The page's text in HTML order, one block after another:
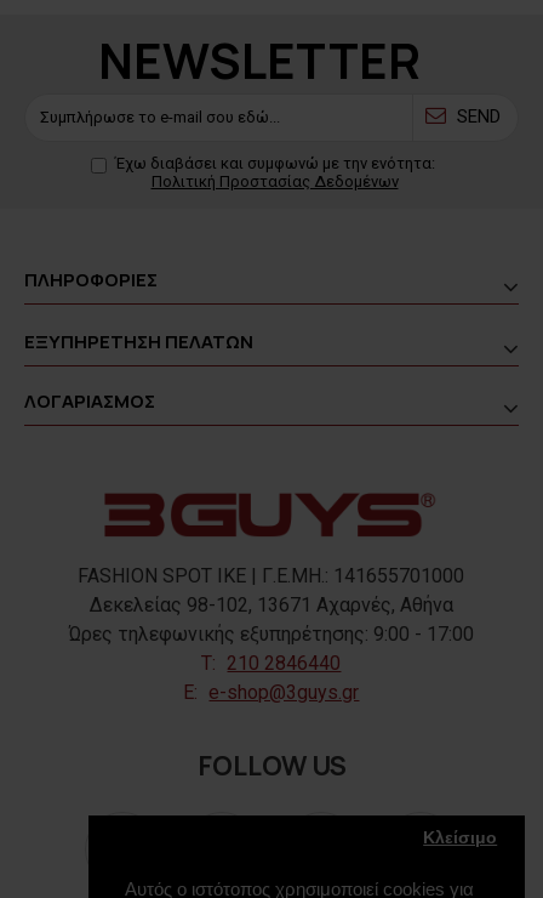
Αυτός ο ιστότοπος χρησιμοποιεί cookies για
Κλείσιμο
NEWSLETTER
SEND
Έχω διαβάσει και συμφωνώ με την ενότητα:
Πολιτική Προστασίας Δεδομένων
ΠΛΗΡΟΦΟΡΙΕΣ
ΕΞΥΠΗΡΕΤΗΣΗ ΠΕΛΑΤΩΝ
ΛΟΓΑΡΙΑΣΜΟΣ
FASHION SPOT IKE | Γ.Ε.ΜΗ.: 141655701000
Δεκελείας 98-102, 13671 Αχαρνές, Αθήνα
Ώρες τηλεφωνικής εξυπηρέτησης: 9:00 - 17:00
T: 210 2846440
E: e-shop@3guys.gr
FOLLOW US